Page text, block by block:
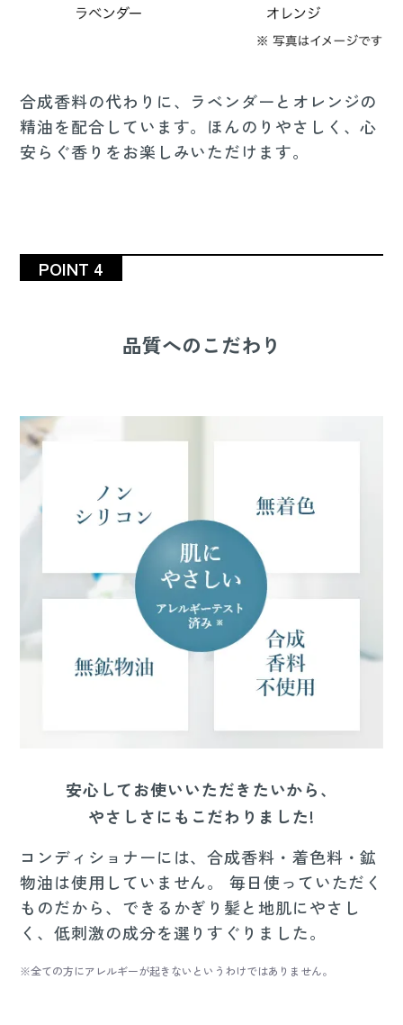
合成香料の代わりに、ラベンダーとオレンジの
精油を配合しています。ほんのりやさしく、心
安らぐ香りをお楽しみいただけます。
POINT 4
品質へのこだわり
安心してお使いいただきたいから、
やさしさにもこだわりました!
コンディショナーには、合成香料・着色料・鉱
物油は使用していません。 毎日使っていただく
ものだから、できるかぎり髪と地肌にやさし
く、低刺激の成分を選りすぐりました。
※全ての方にアレルギーが起きないというわけではありません。